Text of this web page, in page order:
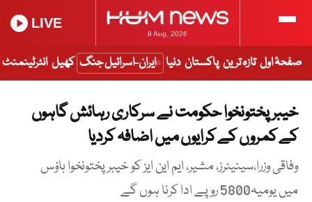
8 Aug, 2026
LIVE
صفحۂ اول تازہ ترین پاکستان دنیا ایران-اسرائیل جنگ کھیل انٹرٹینمنٹ
خیبر پختونخوا حکومت نے سرکاری رہائش گاہوں
کے کمروں کے کرایوں میں اضافہ کردیا
وفاقی وزرا،سینیٹرز، مشیر، ایم این ایز کو خیبرپختونخوا ہاؤس
میں یومیہ5800 روپے ادا کرنا ہوں گے